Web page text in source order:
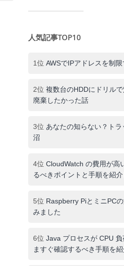
人気記事TOP10
1位 AWSでIPアドレスを制
2位 複数台のHDDにドリル
廃棄したかった話
3位 あなたの知らない？ト
沼
4位 CloudWatch の費用が高
るべきポイントと手順を紹介
5位 Raspberry PiとミニPC
みました
6位 Java プロセスが CPU
ますぐ確認するべき手順を紹